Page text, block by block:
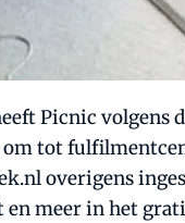
Picnic volgens
om tot
overigens
en meer in het